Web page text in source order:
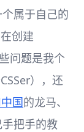
属于自己的
创建
问题是我个
），还
国的龙马、
手把手的教